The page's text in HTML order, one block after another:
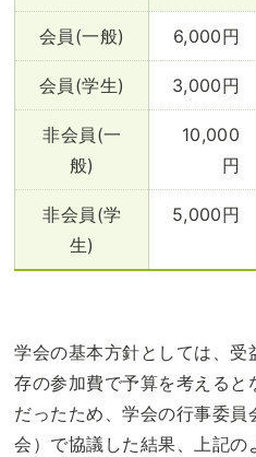
会員(一般) 6,000円
会員(学生) 3,000円
非会員(一
般)
10,000
円
非会員(学
生)
5,000円
学会の基本方針としては、
存の参加費で予算を考えると
だったため、学会の行事委員
会）で協議した結果、上記の